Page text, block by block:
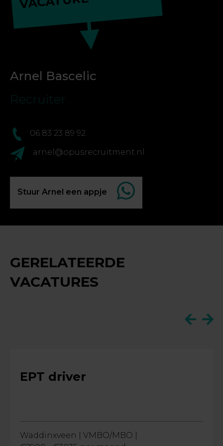
Arnel Bascelic
Recruiter
06 83 23 89 92
arnel@opusrecruitment.nl
Stuur Arnel een appje
GERELATEERDE
VACATURES
EPT driver
Waddinxveen |
VMBO/MBO |